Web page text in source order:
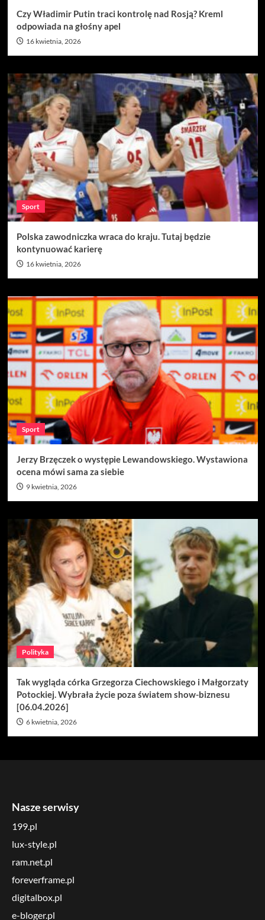
Czy Władimir Putin traci kontrolę nad Rosją? Kreml
odpowiada na głośny apel
16 kwietnia, 2026
Sport
Polska zawodniczka wraca do kraju. Tutaj będzie
kontynuować karierę
16 kwietnia, 2026
Sport
Jerzy Brzęczek o występie Lewandowskiego. Wystawiona
ocena mówi sama za siebie
9 kwietnia, 2026
Polityka
Tak wygląda córka Grzegorza Ciechowskiego i Małgorzaty
Potockiej. Wybrała życie poza światem show-biznesu
[06.04.2026]
6 kwietnia, 2026
Nasze serwisy
199.pl
lux-style.pl
ram.net.pl
foreverframe.pl
digitalbox.pl
e-bloger.pl